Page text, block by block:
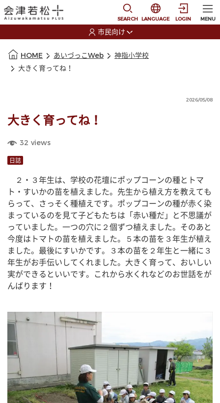
SEARCH
選択すると言語の切
LANGUAGE LOGIN MENU
市民向け
HOME あいづっこWeb
神指小学校
大きく育ってね！
2026/05/08
大きく育ってね！
32 views
日誌
２・３年生は、学校の花壇にポップコーンの種とトマ
ト・すいかの苗を植えました。先生から植え方を教えても
らって、さっそく種植えです。ポップコーンの種が赤く染
まっているのを見て子どもたちは「赤い種だ」と不思議が
っていました。一つの穴に２個ずつ植えました。そのあと
今度はトマトの苗を植えました。５本の苗を３年生が植え
ました。最後にすいかです。３本の苗を２年生と一緒に３
年生がお手伝いしてくれました。大きく育って、おいしい
実ができるといいです。これから水くれなどのお世話をが
んばります！